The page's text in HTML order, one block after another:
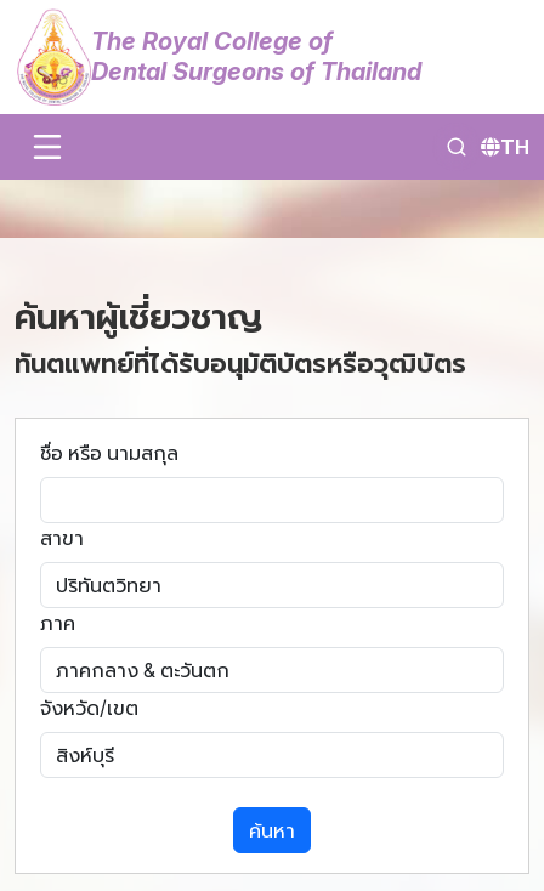
The Royal College of
Dental Surgeons of Thailand
TH
ค้นหาผู้เชี่ยวชาญ
ทันตแพทย์ที่ได้รับอนุมัติบัตรหรือวุฒิบัตร
ชื่อ หรือ นามสกุล
สาขา
ภาค
จังหวัด/เขต
ค้นหา